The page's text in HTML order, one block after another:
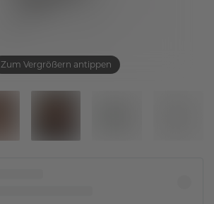
Zum Vergrößern antippen